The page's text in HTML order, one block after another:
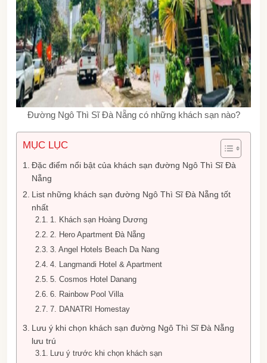
Đường Ngô Thì Sĩ Đà Nẵng có những khách sạn nào?
MỤC LỤC
Đặc điểm nổi bật của khách sạn đường Ngô Thì Sĩ Đà
Nẵng
List những khách sạn đường Ngô Thì Sĩ Đà Nẵng tốt
nhất
1. Khách sạn Hoàng Dương
2. Hero Apartment Đà Nẵng
3. Angel Hotels Beach Da Nang
4. Langmandi Hotel & Apartment
5. Cosmos Hotel Danang
6. Rainbow Pool Villa
7. DANATRI Homestay
Lưu ý khi chọn khách sạn đường Ngô Thì Sĩ Đà Nẵng
lưu trú
Lưu ý trước khi chọn khách sạn